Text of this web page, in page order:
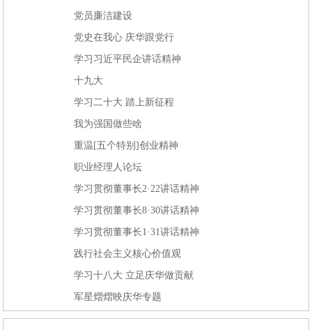
党员廉洁建设
党史在我心 庆华跟党行
学习习近平民企讲话精神
十九大
学习二十大 踏上新征程
我为强国做些啥
重温[五个特别]创业精神
职业经理人论坛
学习贯彻董事长2·22讲话精神
学习贯彻董事长8·30讲话精神
学习贯彻董事长1·31讲话精神
践行社会主义核心价值观
学习十八大 立足庆华做贡献
军星熠熠映庆华专题